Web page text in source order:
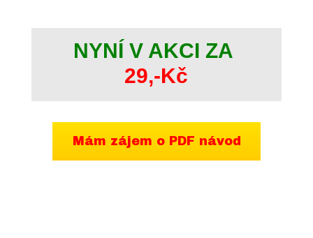
NYNÍ V AKCI ZA
29,-Kč
Mám zájem o PDF návod